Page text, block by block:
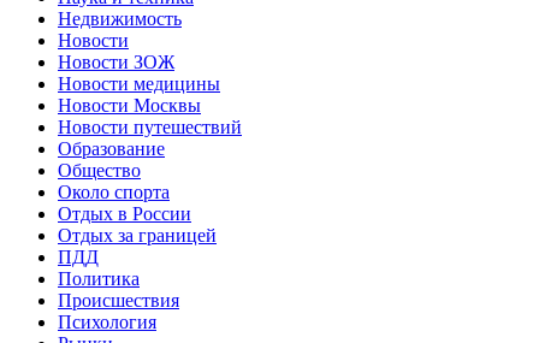
Недвижимость
Новости
Новости ЗОЖ
Новости медицины
Новости Москвы
Новости путешествий
Образование
Общество
Около спорта
Отдых в России
Отдых за границей
ПДД
Политика
Происшествия
Психология